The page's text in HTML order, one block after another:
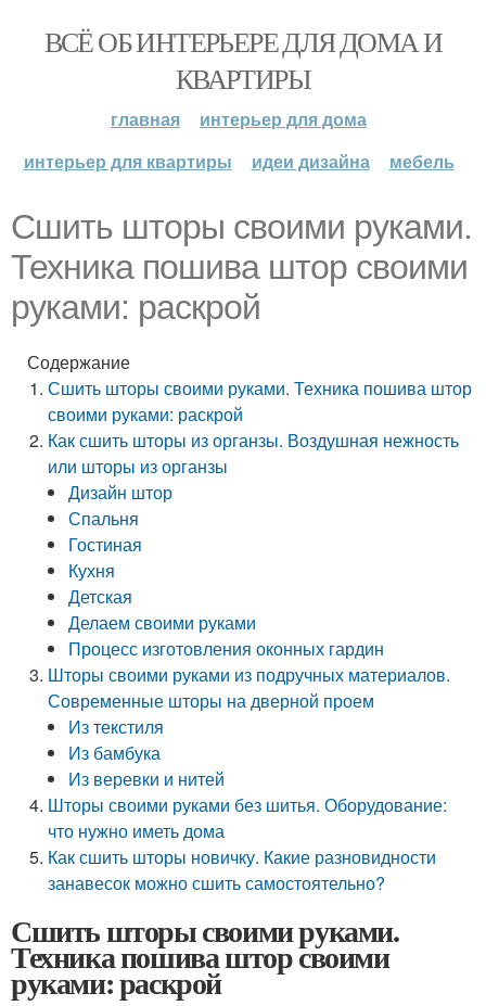
ВСЁ ОБ ИНТЕРЬЕРЕ ДЛЯ ДОМА И
КВАРТИРЫ
главная
интерьер для дома
интерьер для квартиры
идеи дизайна мебель
Сшить шторы своими руками.
Техника пошива штор своими
руками: раскрой
Содержание
Сшить шторы своими руками. Техника пошива штор
своими руками: раскрой
Как сшить шторы из органзы. Воздушная нежность
или шторы из органзы
Дизайн штор
Спальня
Гостиная
Кухня
Детская
Делаем своими руками
Процесс изготовления оконных гардин
Шторы своими руками из подручных материалов.
Современные шторы на дверной проем
Из текстиля
Из бамбука
Из веревки и нитей
Шторы своими руками без шитья. Оборудование:
что нужно иметь дома
Как сшить шторы новичку. Какие разновидности
занавесок можно сшить самостоятельно?
Сшить шторы своими руками.
Техника пошива штор своими
руками: раскрой